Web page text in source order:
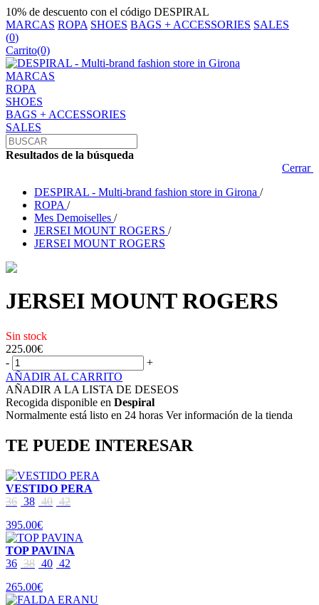
10% de descuento con el código DESPIRAL
MARCAS ROPA SHOES BAGS + ACCESSORIES SALES
(0)
Carrito(0)
MARCAS
ROPA
SHOES
BAGS + ACCESSORIES
SALES
Resultados de la búsqueda
Cerrar
DESPIRAL - Multi-brand fashion store in Girona /
ROPA /
Mes Demoiselles /
JERSEI MOUNT ROGERS /
JERSEI MOUNT ROGERS
JERSEI MOUNT ROGERS
Sin stock
225.00€
-
+
AÑADIR AL CARRITO
AÑADIR A LA LISTA DE DESEOS
Recogida disponible en Despiral
Normalmente está listo en 24 horas Ver información de la tienda
TE PUEDE INTERESAR
VESTIDO PERA
36 38 40 42
395.00€
TOP PAVINA
36 38 40 42
265.00€